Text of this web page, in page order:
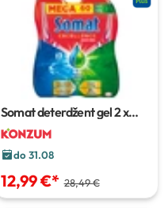
Somat deterdžent gel2 x
540 ml
do 31.08
12,99 €* 28,49 €